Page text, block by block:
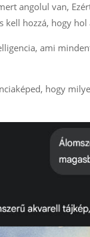
angolul van,
kell hozzá, hogy
ami
hogy